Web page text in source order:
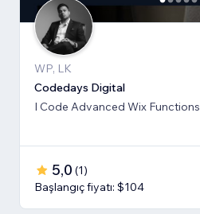
WP, LK
Codedays Digital
I Code Advanced Wix Functions
5,0 (1)
Başlangıç fiyatı: $104